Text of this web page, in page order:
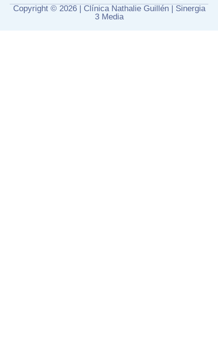
Copyright © 2026 | Clínica Nathalie Guillén | Sinergia
3 Media